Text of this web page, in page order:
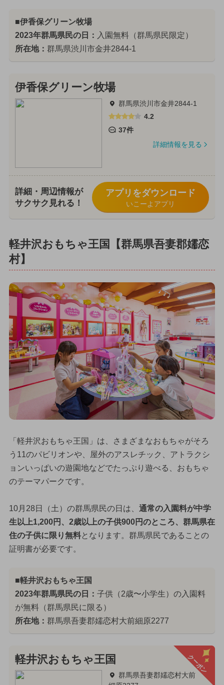
■伊香保グリーン牧場
2023年群馬県民の日： 入園無料（群馬県民限定）
所在地： 群馬県渋川市金井2844-1
伊香保グリーン牧場
群馬県渋川市金井2844-1
4.2
37件
詳細情報を見る
詳細・周辺情報が
サクサク見れる！
アプリをダウンロード
いこーよアプリ
軽井沢おもちゃ王国【群馬県吾妻郡嬬恋
村】
「軽井沢おもちゃ王国」は、さまざまなおもちゃがそろ
う11のパビリオンや、屋外のアスレチック、アトラクシ
ョンいっぱいの遊園地などでたっぷり遊べる、おもちゃ
のテーマパークです。
10月28日（土）の群馬県民の日は、 通常の入園料が中学
生以上1,200円、2歳以上の子供900円のところ、群馬県在
住の子供に限り無料となります。群馬県民であることの
証明書が必要です。
■軽井沢おもちゃ王国
2023年群馬県民の日： 子供（2歳〜小学生）の入園料
が無料（群馬県民に限る）
所在地： 群馬県吾妻郡嬬恋村大前細原2277
クーポン
軽井沢おもちゃ王国
群馬県吾妻郡嬬恋村大前